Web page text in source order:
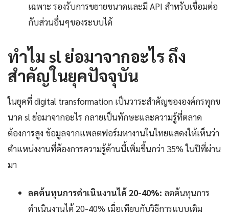
เฉพาะ รองรับการขยายขนาดและมี API สำหรับเชื่อมต่อ
กับส่วนอื่นๆของระบบได้
ทำไม sl ย่อมาจากอะไร ถึง
สำคัญในยุคปัจจุบัน
ในยุคที่ digital transformation เป็นวาระสำคัญขององค์กรทุกข
นาด sl ย่อมาจากอะไร กลายเป็นทักษะและความรู้ที่ตลาด
ต้องการสูง ข้อมูลจากแพลตฟอร์มหางานในไทยแสดงให้เห็นว่า
ตำแหน่งงานที่ต้องการความรู้ด้านนี้เพิ่มขึ้นกว่า 35% ในปีที่ผ่าน
มา
ลดต้นทุนการดำเนินงานได้ 20-40%: ลดต้นทุนการ
ดำเนินงานได้ 20-40% เมื่อเทียบกับวิธีการแบบเดิม